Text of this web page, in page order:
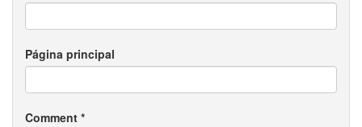
Página principal
Comment *